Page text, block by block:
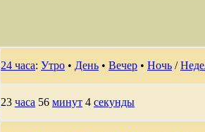
24 часа: Утро • День • Вечер • Ночь /
23 часа 56 минут 4 секунды